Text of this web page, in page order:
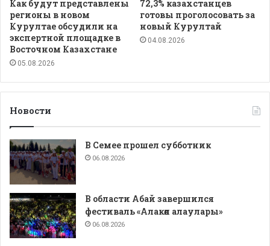
Как будут представлены
регионы в новом
Курултае обсудили на
экспертной площадке в
Восточном Казахстане
05.08.2026
72,3% казахстанцев
готовы проголосовать за
новый Курултай
04.08.2026
Новости
В Семее прошел субботник
06.08.2026
В области Абай завершился
фестиваль «Алакөл алаулары»
06.08.2026